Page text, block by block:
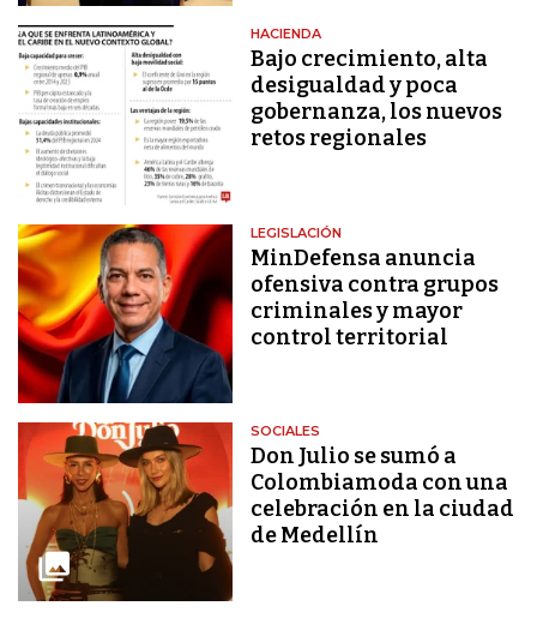
HACIENDA
Bajo crecimiento, alta
desigualdad y poca
gobernanza, los nuevos
retos regionales
LEGISLACIÓN
MinDefensa anuncia
ofensiva contra grupos
criminales y mayor
control territorial
SOCIALES
Don Julio se sumó a
Colombiamoda con una
celebración en la ciudad
de Medellín